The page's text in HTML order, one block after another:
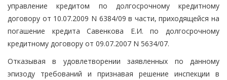
управление кредитом по долгосрочному кредитному
договору от 10.07.2009 N 6384/09 в части, приходящейся на
погашение кредита Савенкова Е.И. по долгосрочному
кредитному договору от 09.07.2007 N 5634/07.
Отказывая в удовлетворении заявленных по данному
эпизоду требований и признавая решение инспекции в